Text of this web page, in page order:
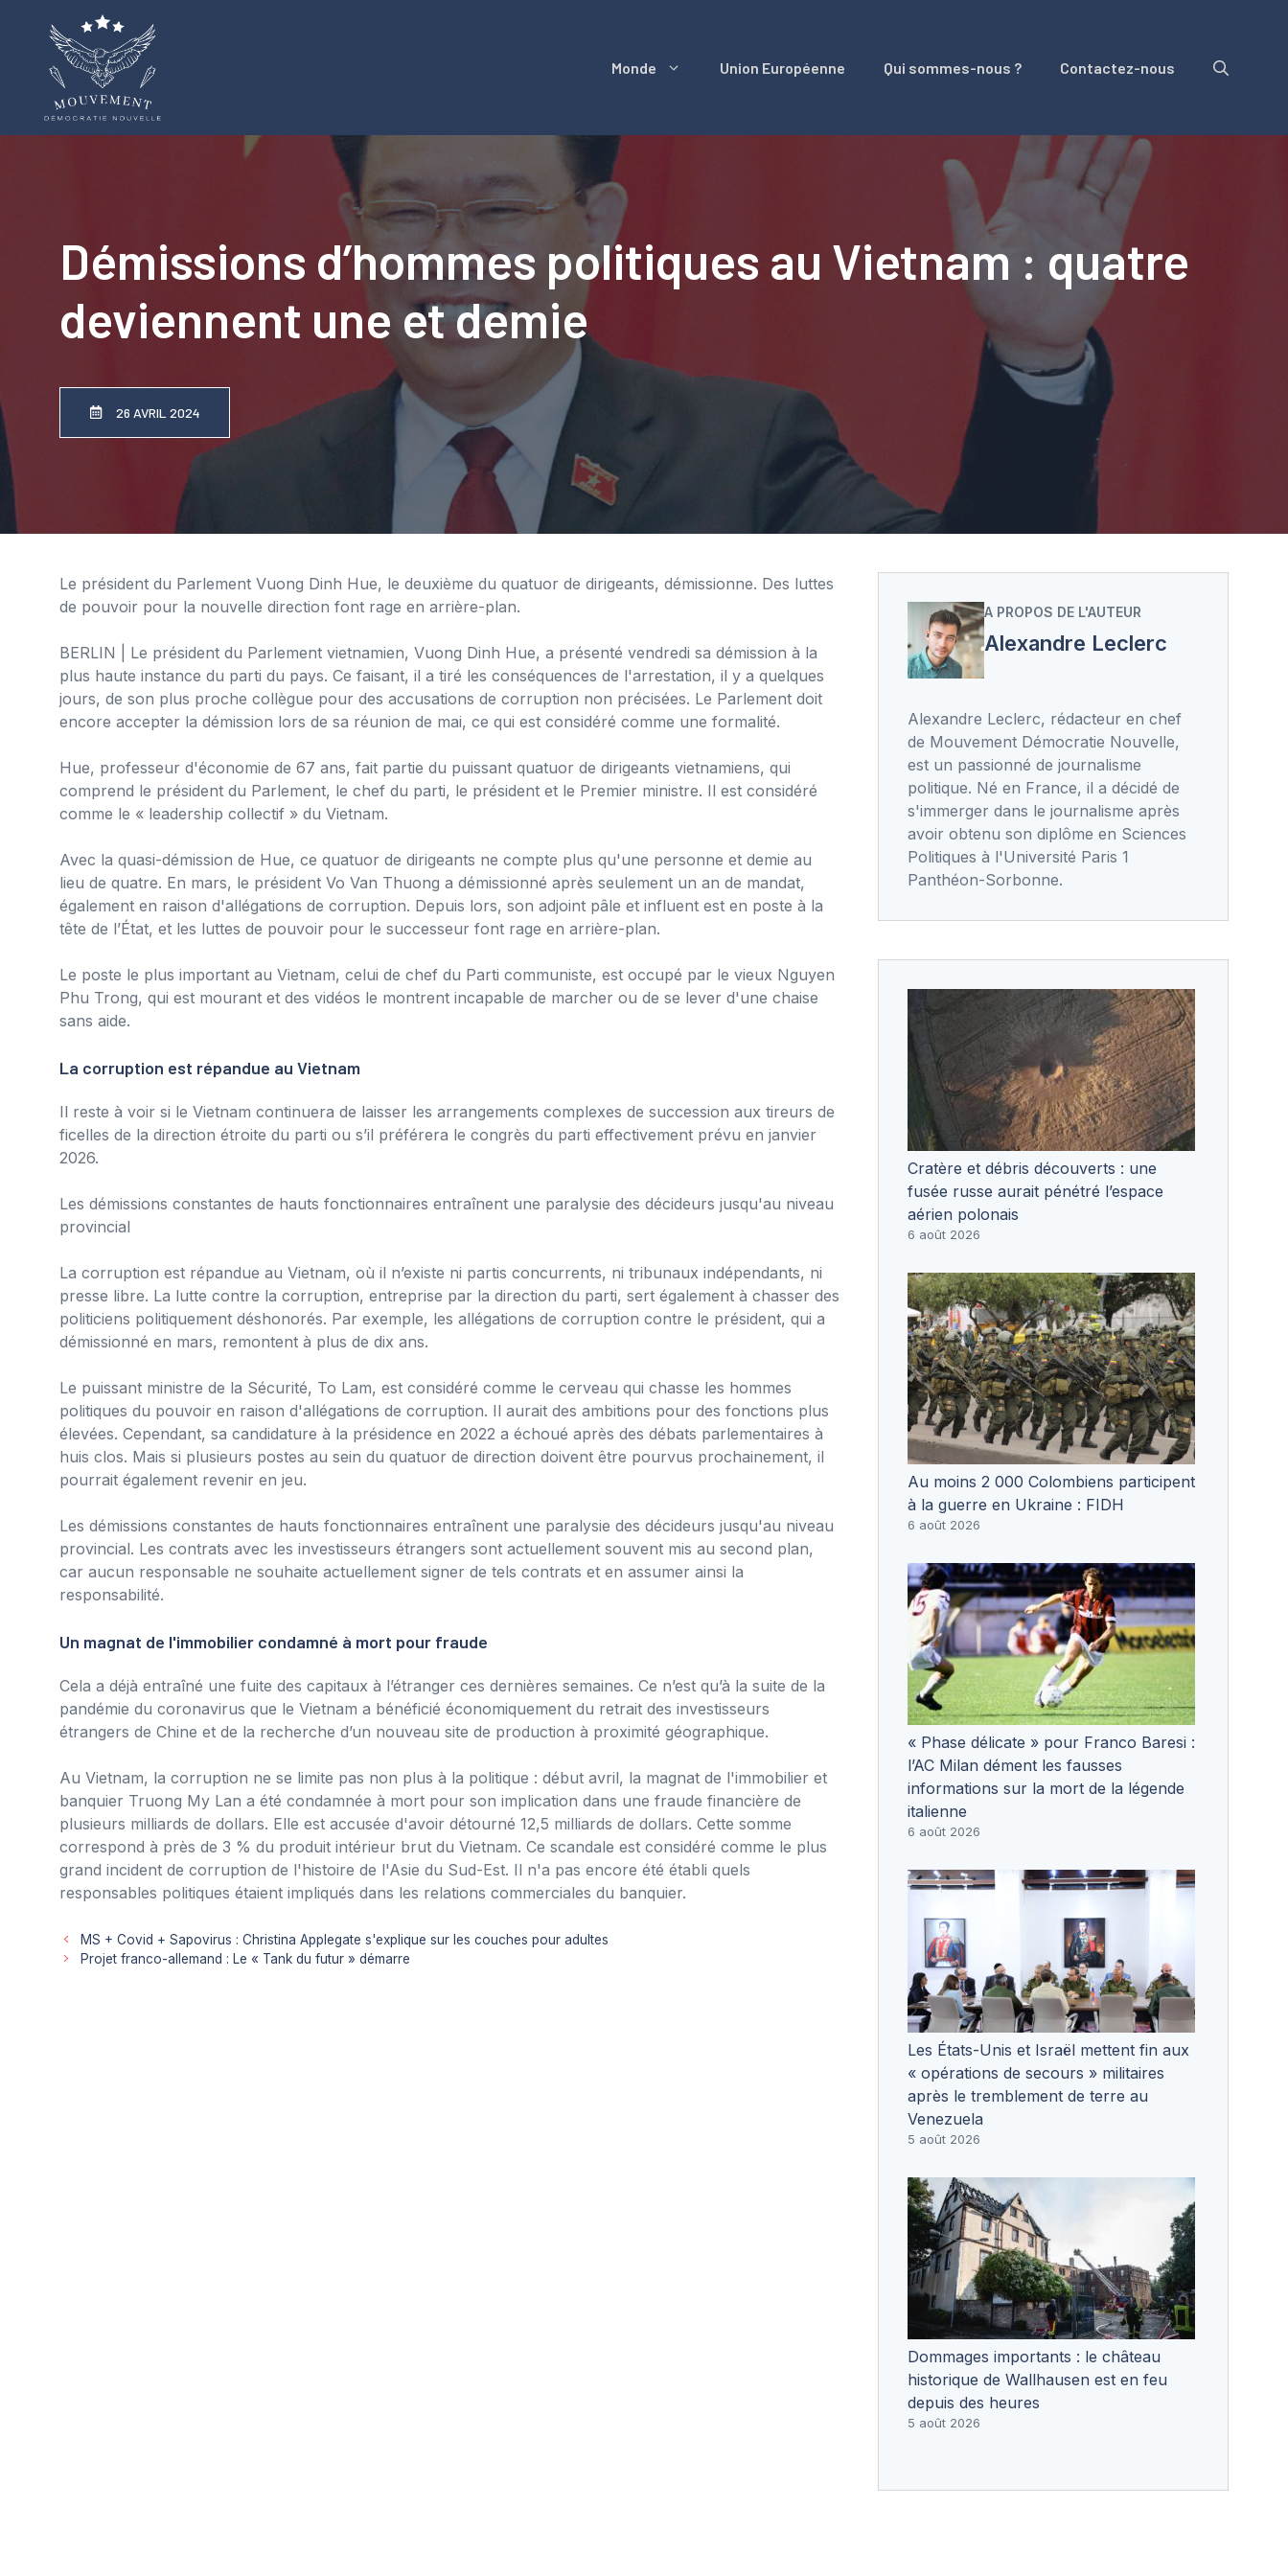
Monde Union Européenne Qui sommes-nous ? Contactez-nous
Démissions d’hommes politiques au Vietnam : quatre
deviennent une et demie
26 AVRIL 2024
Le président du Parlement Vuong Dinh Hue, le deuxième du quatuor de dirigeants, démissionne. Des luttes
de pouvoir pour la nouvelle direction font rage en arrière-plan.
BERLIN | Le président du Parlement vietnamien, Vuong Dinh Hue, a présenté vendredi sa démission à la
plus haute instance du parti du pays. Ce faisant, il a tiré les conséquences de l'arrestation, il y a quelques
jours, de son plus proche collègue pour des accusations de corruption non précisées. Le Parlement doit
encore accepter la démission lors de sa réunion de mai, ce qui est considéré comme une formalité.
Hue, professeur d'économie de 67 ans, fait partie du puissant quatuor de dirigeants vietnamiens, qui
comprend le président du Parlement, le chef du parti, le président et le Premier ministre. Il est considéré
comme le « leadership collectif » du Vietnam.
Avec la quasi-démission de Hue, ce quatuor de dirigeants ne compte plus qu'une personne et demie au
lieu de quatre. En mars, le président Vo Van Thuong a démissionné après seulement un an de mandat,
également en raison d'allégations de corruption. Depuis lors, son adjoint pâle et influent est en poste à la
tête de l’État, et les luttes de pouvoir pour le successeur font rage en arrière-plan.
Le poste le plus important au Vietnam, celui de chef du Parti communiste, est occupé par le vieux Nguyen
Phu Trong, qui est mourant et des vidéos le montrent incapable de marcher ou de se lever d'une chaise
sans aide.
La corruption est répandue au Vietnam
Il reste à voir si le Vietnam continuera de laisser les arrangements complexes de succession aux tireurs de
ficelles de la direction étroite du parti ou s’il préférera le congrès du parti effectivement prévu en janvier
2026.
Les démissions constantes de hauts fonctionnaires entraînent une paralysie des décideurs jusqu'au niveau
provincial
La corruption est répandue au Vietnam, où il n’existe ni partis concurrents, ni tribunaux indépendants, ni
presse libre. La lutte contre la corruption, entreprise par la direction du parti, sert également à chasser des
politiciens politiquement déshonorés. Par exemple, les allégations de corruption contre le président, qui a
démissionné en mars, remontent à plus de dix ans.
Le puissant ministre de la Sécurité, To Lam, est considéré comme le cerveau qui chasse les hommes
politiques du pouvoir en raison d'allégations de corruption. Il aurait des ambitions pour des fonctions plus
élevées. Cependant, sa candidature à la présidence en 2022 a échoué après des débats parlementaires à
huis clos. Mais si plusieurs postes au sein du quatuor de direction doivent être pourvus prochainement, il
pourrait également revenir en jeu.
Les démissions constantes de hauts fonctionnaires entraînent une paralysie des décideurs jusqu'au niveau
provincial. Les contrats avec les investisseurs étrangers sont actuellement souvent mis au second plan,
car aucun responsable ne souhaite actuellement signer de tels contrats et en assumer ainsi la
responsabilité.
Un magnat de l'immobilier condamné à mort pour fraude
Cela a déjà entraîné une fuite des capitaux à l’étranger ces dernières semaines. Ce n’est qu’à la suite de la
pandémie du coronavirus que le Vietnam a bénéficié économiquement du retrait des investisseurs
étrangers de Chine et de la recherche d’un nouveau site de production à proximité géographique.
Au Vietnam, la corruption ne se limite pas non plus à la politique : début avril, la magnat de l'immobilier et
banquier Truong My Lan a été condamnée à mort pour son implication dans une fraude financière de
plusieurs milliards de dollars. Elle est accusée d'avoir détourné 12,5 milliards de dollars. Cette somme
correspond à près de 3 % du produit intérieur brut du Vietnam. Ce scandale est considéré comme le plus
grand incident de corruption de l'histoire de l'Asie du Sud-Est. Il n'a pas encore été établi quels
responsables politiques étaient impliqués dans les relations commerciales du banquier.
MS + Covid + Sapovirus : Christina Applegate s'explique sur les couches pour adultes
Projet franco-allemand : Le « Tank du futur » démarre
A PROPOS DE L'AUTEUR
Alexandre Leclerc
Alexandre Leclerc, rédacteur en chef
de Mouvement Démocratie Nouvelle,
est un passionné de journalisme
politique. Né en France, il a décidé de
s'immerger dans le journalisme après
avoir obtenu son diplôme en Sciences
Politiques à l'Université Paris 1
Panthéon-Sorbonne.
Cratère et débris découverts : une
fusée russe aurait pénétré l’espace
aérien polonais
6 août 2026
Au moins 2 000 Colombiens participent
à la guerre en Ukraine : FIDH
6 août 2026
« Phase délicate » pour Franco Baresi :
l’AC Milan dément les fausses
informations sur la mort de la légende
italienne
6 août 2026
Les États-Unis et Israël mettent fin aux
« opérations de secours » militaires
après le tremblement de terre au
Venezuela
5 août 2026
Dommages importants : le château
historique de Wallhausen est en feu
depuis des heures
5 août 2026